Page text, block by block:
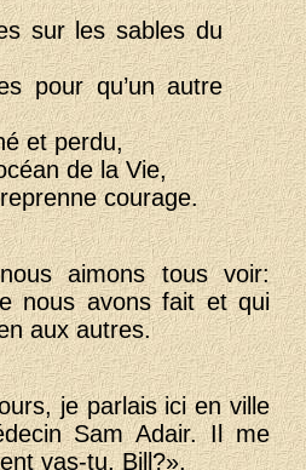
sur les sables du
pour qu’un autre
et perdu,
de la Vie,
courage.
aimons tous voir:
nous avons fait et qui
aux autres.
je parlais ici en ville
Sam Adair. Il me
vas-tu, Bill?».